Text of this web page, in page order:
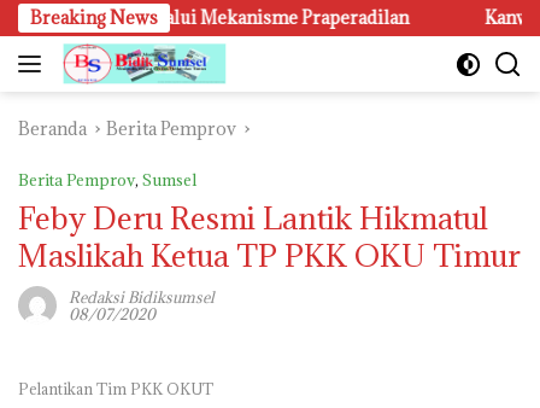
Langsung
ke
konten
Breaking News
Diuji Melalui Mekanisme Praperadilan Kanwil
Beranda Berita Pemprov
Berita Pemprov, Sumsel
Feby Deru Resmi Lantik Hikmatul
Maslikah Ketua TP PKK OKU Timur
Redaksi Bidiksumsel
08/07/2020
Pelantikan Tim PKK OKUT